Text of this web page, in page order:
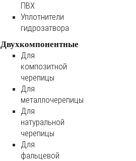
ПВХ
Уплотнители
гидрозатвора
Двухкомпонентные
Для
композитной
черепицы
Для
металлочерепицы
Для
натуральной
черепицы
Для
фальцевой